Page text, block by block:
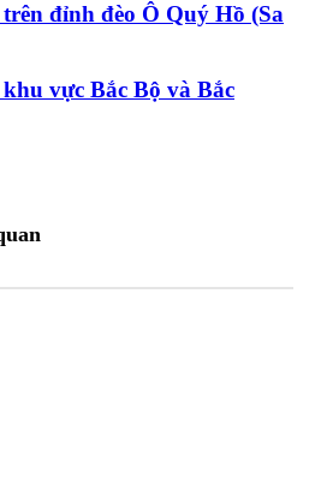
đỉnh đèo Ô Quý Hồ (Sa
vực Bắc Bộ và Bắc